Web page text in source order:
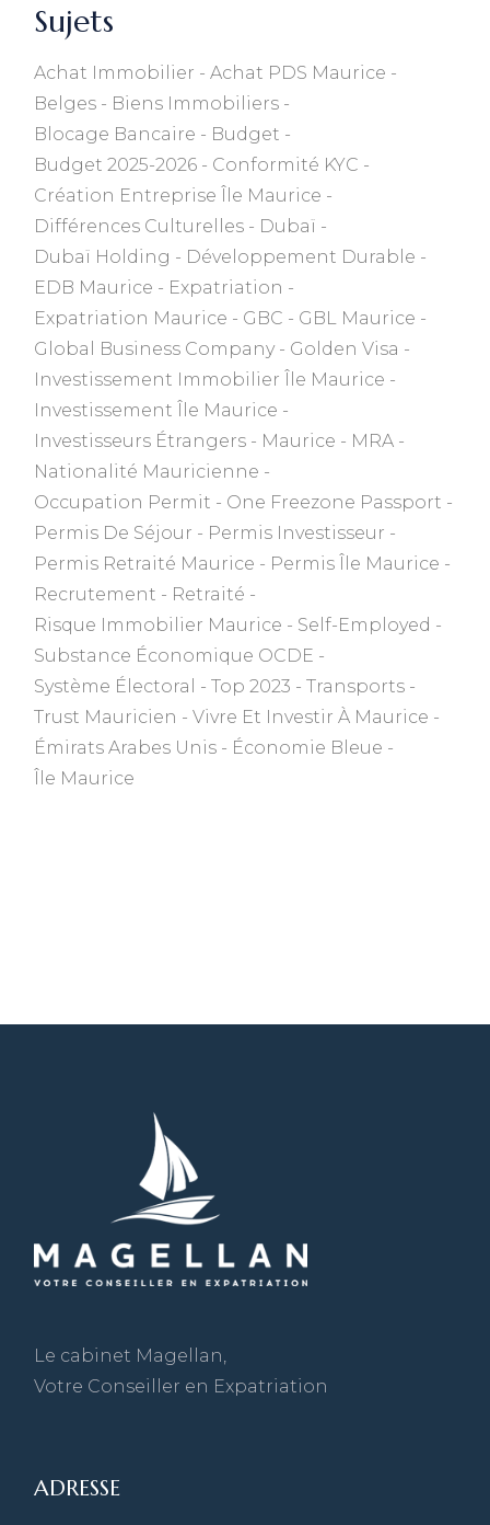
Sujets
Achat Immobilier
Achat PDS Maurice
Belges
Biens Immobiliers
Blocage Bancaire
Budget
Budget 2025-2026
Conformité KYC
Création Entreprise Île Maurice
Différences Culturelles
Dubaï
Dubaï Holding
Développement Durable
EDB Maurice
Expatriation
Expatriation Maurice
GBC
GBL Maurice
Global Business Company
Golden Visa
Investissement Immobilier Île Maurice
Investissement Île Maurice
Investisseurs Étrangers
Maurice
MRA
Nationalité Mauricienne
Occupation Permit
One Freezone Passport
Permis De Séjour
Permis Investisseur
Permis Retraité Maurice
Permis Île Maurice
Recrutement
Retraité
Risque Immobilier Maurice
Self-Employed
Substance Économique OCDE
Système Électoral
Top 2023
Transports
Trust Mauricien
Vivre Et Investir À Maurice
Émirats Arabes Unis
Économie Bleue
Île Maurice
Le cabinet Magellan,
Votre Conseiller en Expatriation
ADRESSE